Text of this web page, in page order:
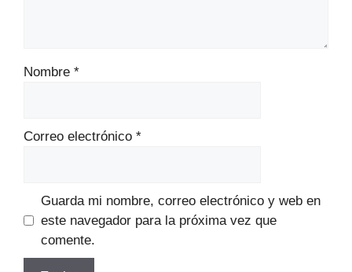
Nombre *
Correo electrónico *
Guarda mi nombre, correo electrónico y web en
este navegador para la próxima vez que
comente.